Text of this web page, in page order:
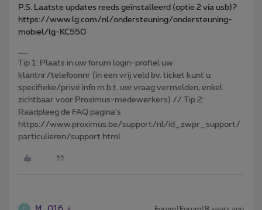
P.S. Laatste updates reeds geïnstalleerd (optie 2 via usb)?
https://www.lg.com/nl/ondersteuning/ondersteuning-
mobiel/lg-KC550
Tip 1: Plaats in uw forum login-profiel uw
klantnr/telefoonnr (in een vrij veld bv. ticket kunt u
specifieke/privé info m.b.t. uw vraag vermelden, enkel
zichtbaar voor Proximus-medewerkers) // Tip 2:
Raadpleeg de FAQ pagina's
https://www.proximus.be/support/nl/id_zwpr_support/
particulieren/support.html
M